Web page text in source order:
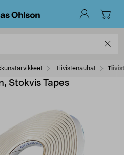
Tiivistenauhat
Stokvis Tapes